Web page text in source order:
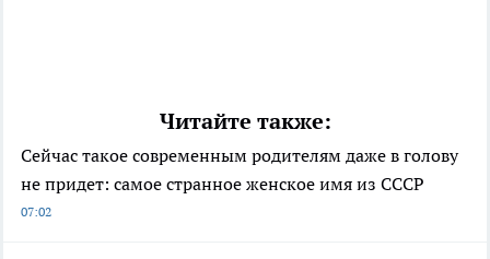
Читайте также:
Сейчас такое современным родителям даже в голову
не придет: самое странное женское имя из СССР
07:02